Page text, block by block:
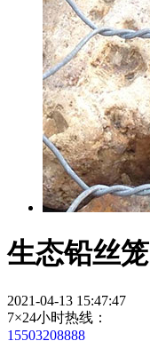
生态铅丝笼
2021-04-13 15:47:47
7×24小时热线：
15503208888